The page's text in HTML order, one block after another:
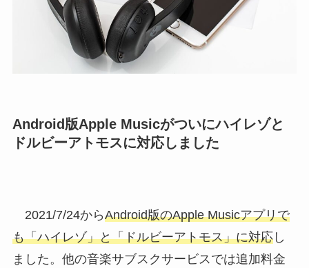
Android版Apple Musicがついにハイレゾと
ドルビーアトモスに対応しました
2021/7/24からAndroid版のApple Musicアプリで
も「ハイレゾ」と「ドルビーアトモス」に対応し
ました。他の音楽サブスクサービスでは追加料金